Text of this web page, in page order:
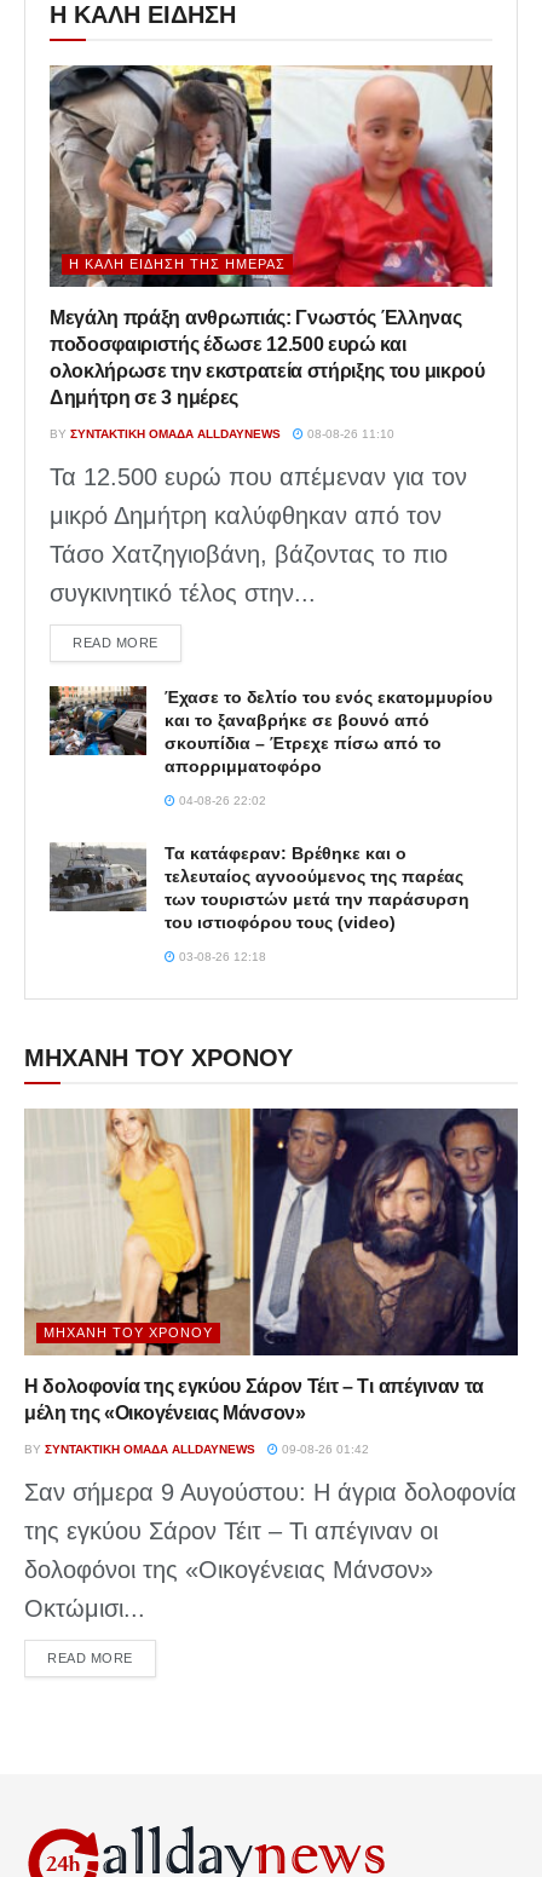
Η ΚΑΛΗ ΕΙΔΗΣΗ
Η ΚΑΛΉ ΕΊΔΗΣΗ ΤΗΣ ΗΜΈΡΑΣ
Μεγάλη πράξη ανθρωπιάς: Γνωστός Έλληνας
ποδοσφαιριστής έδωσε 12.500 ευρώ και
ολοκλήρωσε την εκστρατεία στήριξης του μικρού
Δημήτρη σε 3 ημέρες
BY ΣΥΝΤΑΚΤΙΚΉ ΟΜΆΔΑ ALLDAYNEWS 08-08-26 11:10
Τα 12.500 ευρώ που απέμεναν για τον
μικρό Δημήτρη καλύφθηκαν από τον
Τάσο Χατζηγιοβάνη, βάζοντας το πιο
συγκινητικό τέλος στην...
READ MOREDETAILS
Έχασε το δελτίο του ενός εκατομμυρίου
και το ξαναβρήκε σε βουνό από
σκουπίδια – Έτρεχε πίσω από το
απορριμματοφόρο
04-08-26 22:02
Τα κατάφεραν: Βρέθηκε και ο
τελευταίος αγνοούμενος της παρέας
των τουριστών μετά την παράσυρση
του ιστιοφόρου τους (video)
03-08-26 12:18
ΜΗΧΑΝΗ ΤΟΥ ΧΡΟΝΟΥ
ΜΗΧΑΝΉ ΤΟΥ ΧΡΌΝΟΥ
Η δολοφονία της εγκύου Σάρον Τέιτ – Τι απέγιναν τα
μέλη της «Οικογένειας Μάνσον»
BY ΣΥΝΤΑΚΤΙΚΉ ΟΜΆΔΑ ALLDAYNEWS 09-08-26 01:42
Σαν σήμερα 9 Αυγούστου: Η άγρια δολοφονία
της εγκύου Σάρον Τέιτ – Τι απέγιναν οι
δολοφόνοι της «Οικογένειας Μάνσον»
Οκτώμισι...
READ MOREDETAILS